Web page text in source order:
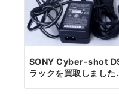
SONY Cyber-shot
ラックを買取しました